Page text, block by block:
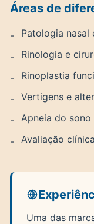
Áreas de
-
Patologia nasal
-
Rinologia e
-
Rinoplastia
- Vertigens e
-
Apneia do
-
Avaliação
Uma das